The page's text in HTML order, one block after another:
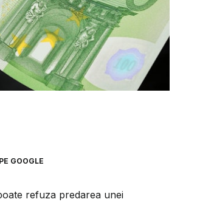
GOOGLE
refuza predarea unei